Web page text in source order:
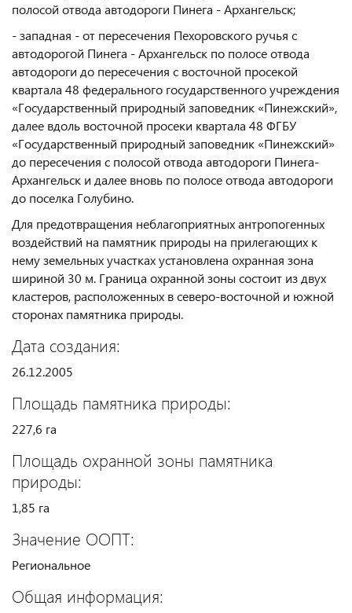
полосой отвода автодороги Пинега - Архангельск;
- западная - от пересечения Пехоровского ручья с
автодорогой Пинега - Архангельск по полосе отвода
автодороги до пересечения с восточной просекой
квартала 48 федерального государственного учреждения
«Государственный природный заповедник «Пинежский»,
далее вдоль восточной просеки квартала 48 ФГБУ
«Государственный природный заповедник «Пинежский»
до пересечения с полосой отвода автодороги Пинега-
Архангельск и далее вновь по полосе отвода автодороги
до поселка Голубино.
Для предотвращения неблагоприятных антропогенных
воздействий на памятник природы на прилегающих к
нему земельных участках установлена охранная зона
шириной 30 м. Граница охранной зоны состоит из двух
кластеров, расположенных в северо-восточной и южной
сторонах памятника природы.
Дата создания:
26.12.2005
Площадь памятника природы:
227,6 га
Площадь охранной зоны памятника
природы:
1,85 га
Значение ООПТ:
Региональное
Общая информация: